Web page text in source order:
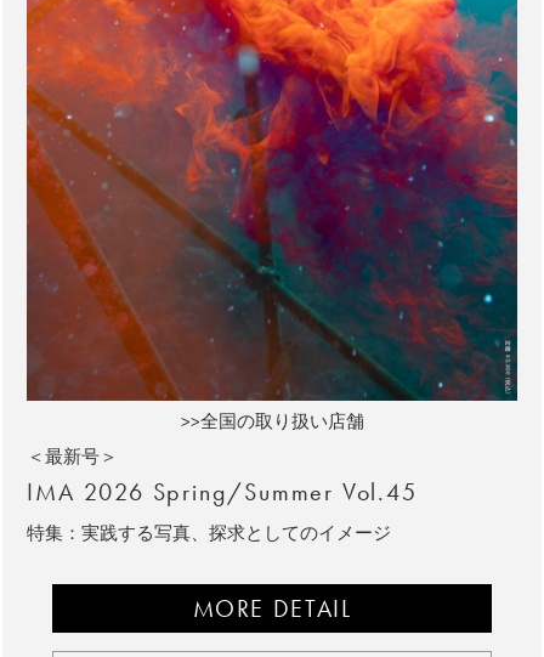
>>全国の取り扱い店舗
＜最新号＞
IMA 2026 Spring/Summer Vol.45
特集：実践する写真、探求としてのイメージ
MORE DETAIL